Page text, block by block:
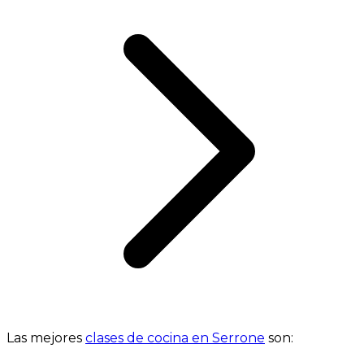
Las mejores clases de cocina en Serrone son: